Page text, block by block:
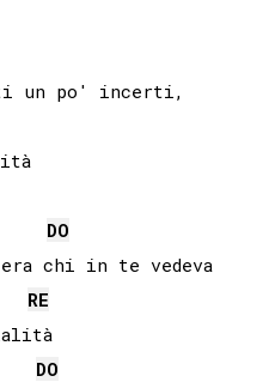
un po' incerti,
DO
chi in te vedeva
RE
DO